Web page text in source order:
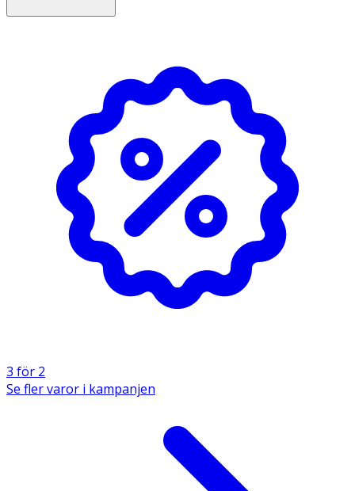
- Styla till önskad frisyr.
Extremt brandfarlig aerosol. Tryckbehållare: Kan
sprängas vid uppvärmning. Får inte utsättas för heta
ytor, gnistor, öppna lågor och andra antändningskällor.
Rökning förbjuden. Spreja inte över öppen låga eller
andra antändningskällor. Får inte punkteras eller
brännas, gäller även tömd behållare. Skyddas från solljus.
Får inte utsättas för temperaturer över 50°C. Förvaras
oåtkomligt för barn.
Butane, Isobutane, Alcohol Denat., Propane, Oryza Sativa
Starch, Hydrated Silica, Butylene Glycol, Helianthus
Annuus Seed Extract, Cetrimonium Chloride
3 för 2
Se fler varor i kampanjen